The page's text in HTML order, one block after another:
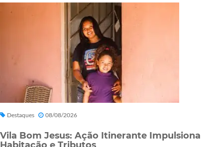
Destaques 08/08/2026
Vila Bom Jesus: Ação Itinerante Impulsiona
Habitação e Tributos